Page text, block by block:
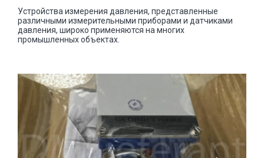
Устройства измерения давления, представленные
различными измерительными приборами и датчиками
давления, широко применяются на многих
промышленных объектах.